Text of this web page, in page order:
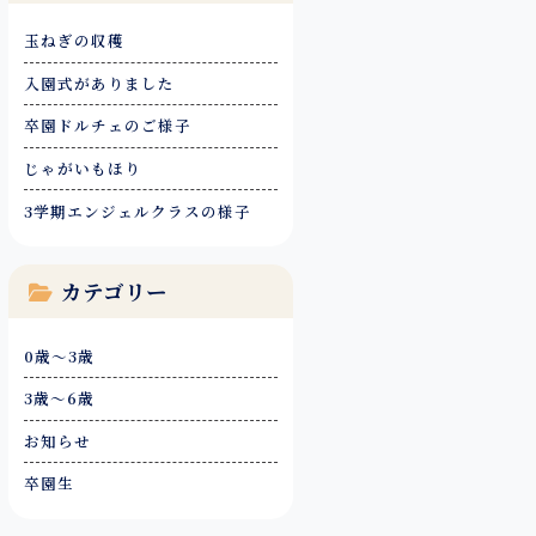
玉ねぎの収穫
入園式がありました
卒園ドルチェのご様子
じゃがいもほり
3学期エンジェルクラスの様子
カテゴリー
0歳～3歳
3歳～6歳
お知らせ
卒園生